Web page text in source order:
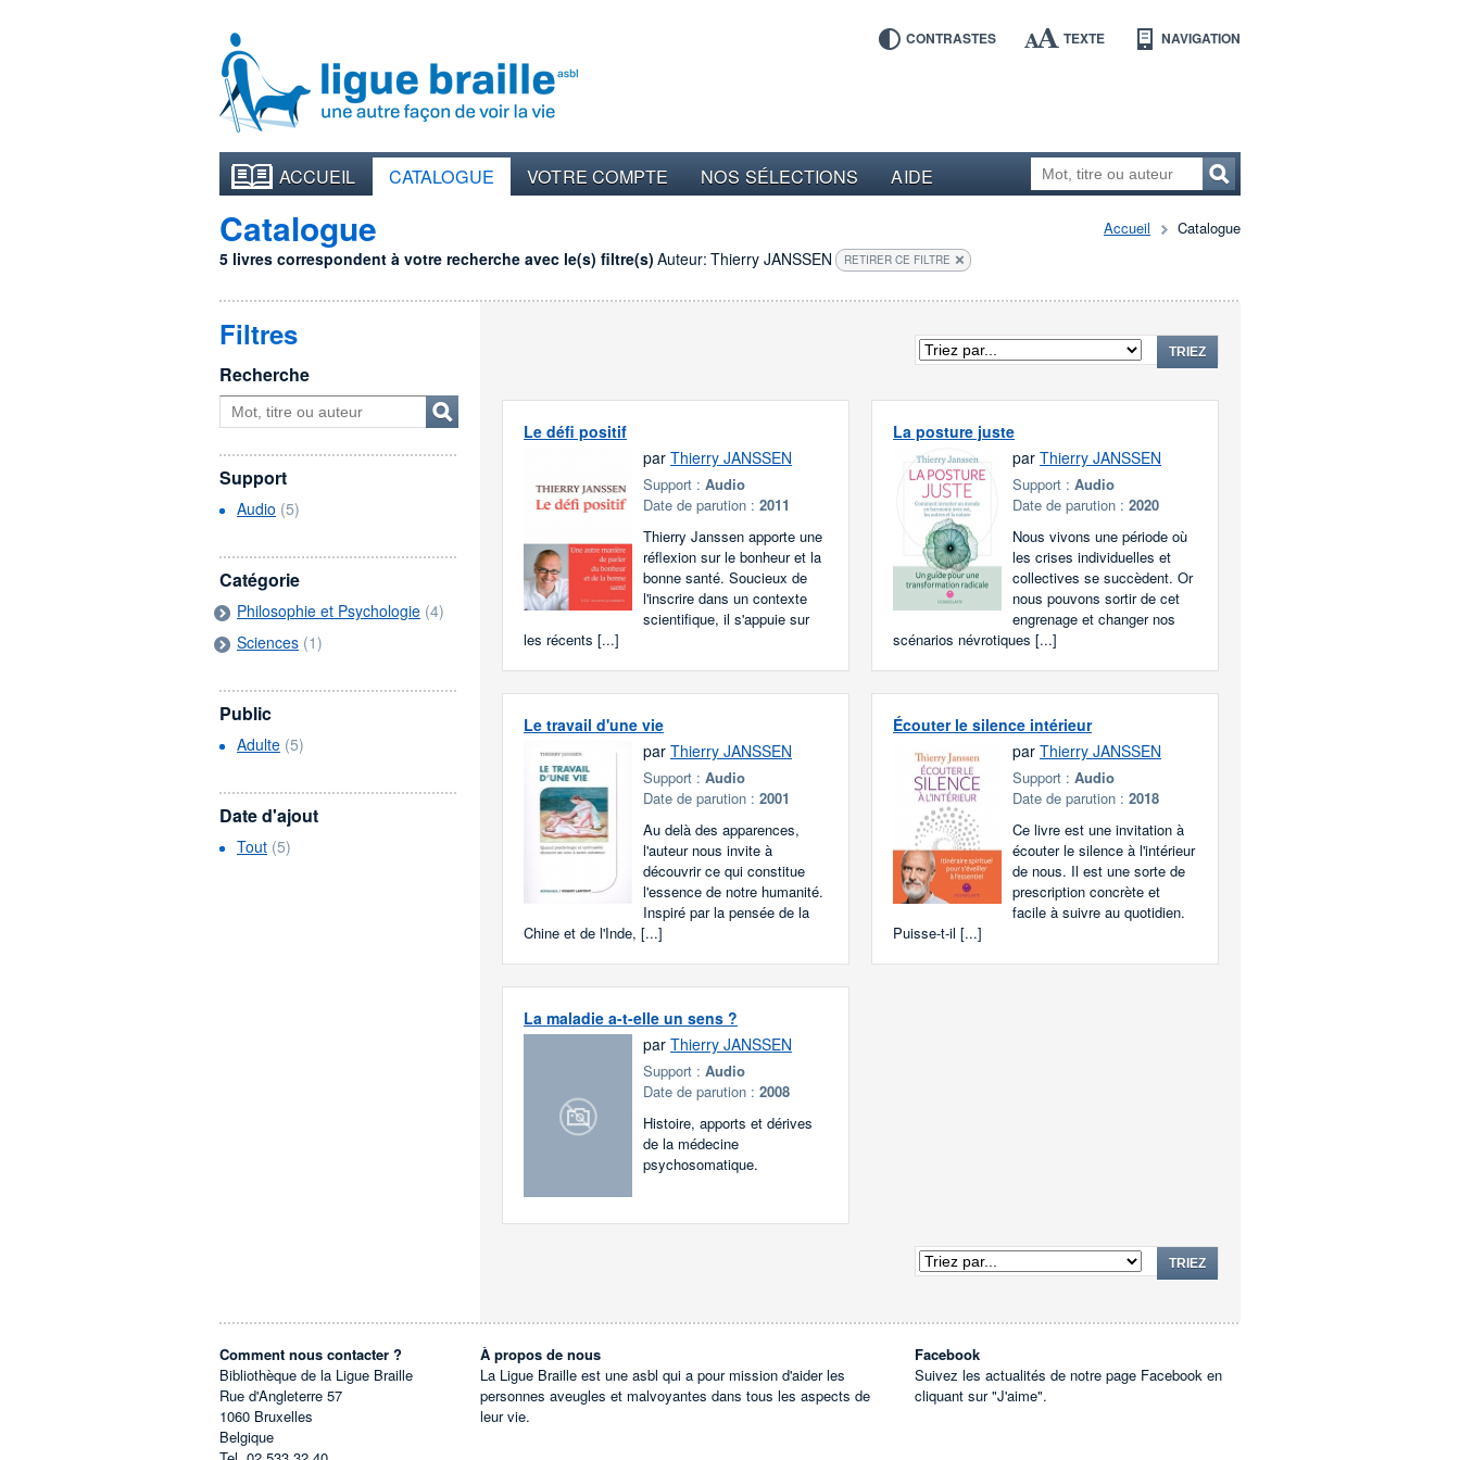
CONTRASTES TEXTE NAVIGATION
ACCUEIL CATALOGUE VOTRE COMPTE NOS SÉLECTIONS AIDE
Accueil Catalogue
Catalogue
5 livres correspondent à votre recherche avec le(s) filtre(s) Auteur: Thierry JANSSEN RETIRER CE FILTRE
TRIEZ
Le défi positif
parThierry JANSSEN
Support :Audio
Date de parution :2011
Thierry Janssen apporte une
réflexion sur le bonheur et la
bonne santé. Soucieux de
l'inscrire dans un contexte
scientifique, il s'appuie sur
les récents [...]
La posture juste
par Thierry JANSSEN
Support : Audio
Date de parution : 2020
Nous vivons une période où
les crises individuelles et
collectives se succèdent. Or
nous pouvons sortir de cet
engrenage et changer nos
scénarios névrotiques [...]
Le travail d'une vie
parThierry JANSSEN
Support :Audio
Date de parution :2001
Au delà des apparences,
l'auteur nous invite à
découvrir ce qui constitue
l'essence de notre humanité.
Inspiré par la pensée de la
Chine et de l'Inde, [...]
Écouter le silence intérieur
par Thierry JANSSEN
Support : Audio
Date de parution : 2018
Ce livre est une invitation à
écouter le silence à l'intérieur
de nous. Il est une sorte de
prescription concrète et
facile à suivre au quotidien.
Puisse-t-il [...]
La maladie a-t-elle un sens ?
parThierry JANSSEN
Support :Audio
Date de parution :2008
Histoire, apports et dérives
de la médecine
psychosomatique.
TRIEZ
Filtres
Recherche
Support
Audio (5)
Catégorie
Philosophie et Psychologie (4)
Sciences (1)
Public
Adulte (5)
Date d'ajout
Tout (5)
Comment nous contacter ?
Bibliothèque de la Ligue Braille
Rue d'Angleterre 57
1060 Bruxelles
Belgique
À propos de nous
La Ligue Braille est une asbl qui a pour mission d'aider les
personnes aveugles et malvoyantes dans tous les aspects de
leur vie.
Facebook
Suivez les actualités de notre page Facebook en
cliquant sur "J'aime".